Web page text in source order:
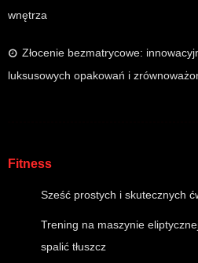
wnętrza
Złocenie bezmatrycowe:
luksusowych opakowań i
Fitness
Sześć prostych i skutecznych
Trening na maszynie
spalić tłuszcz